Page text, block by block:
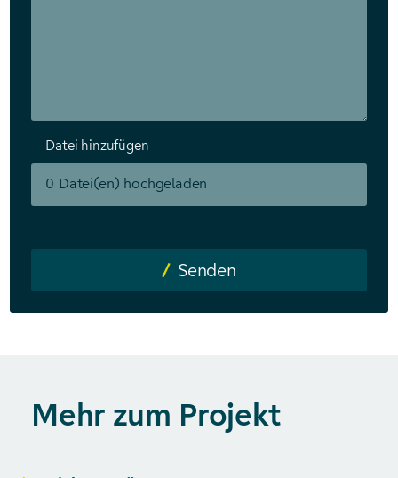
Datei hinzufügen
0 Datei(en) hochgeladen
Senden
Mehr zum Projekt